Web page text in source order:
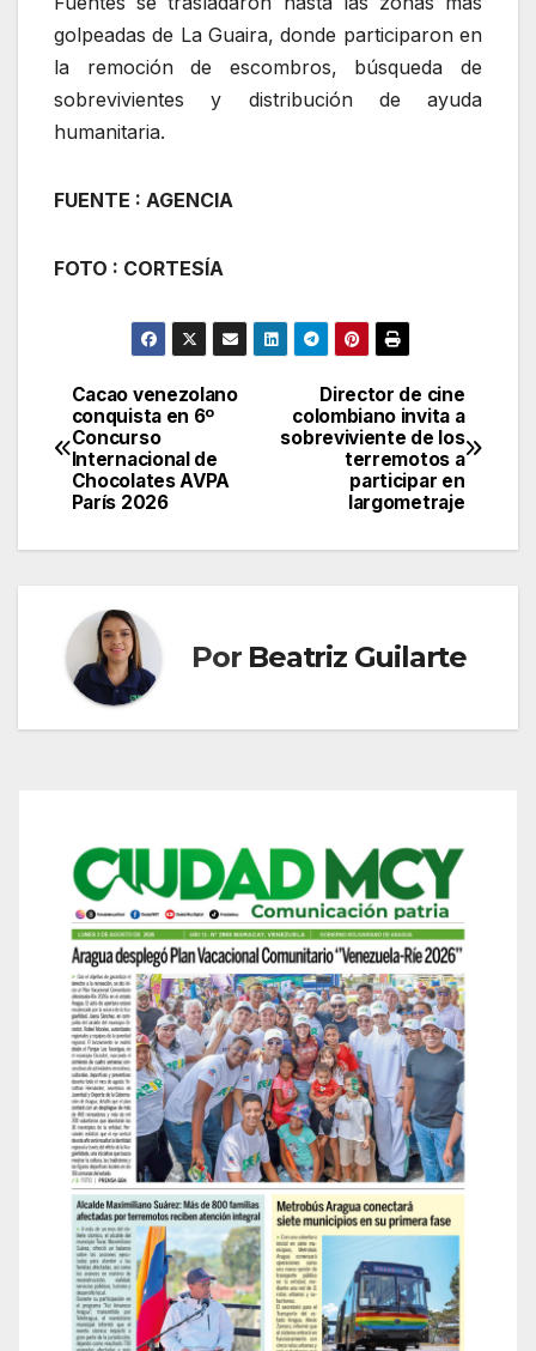
golpeadas de La Guaira, donde participaron en
la remoción de escombros, búsqueda de
sobrevivientes y distribución de ayuda
humanitaria.
FUENTE : AGENCIA
FOTO : CORTESÍA
Navegación
de
entradas
Director de cine
colombiano invita a
sobreviviente de los
terremotos a
participar en
largometraje
Cacao venezolano
conquista en 6º
Concurso
Internacional de
Chocolates AVPA
París 2026
Por Beatriz Guilarte